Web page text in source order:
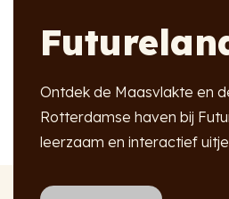
Ontdek de Maasvlakte en
Rotterdamse haven bij
leerzaam en interactief